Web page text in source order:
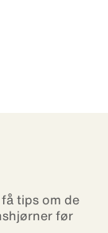
tips om de
før